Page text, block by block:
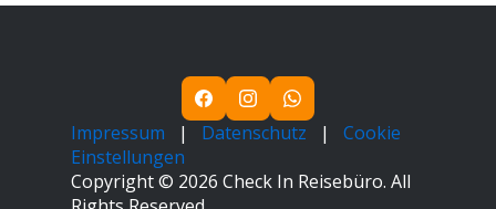
Impressum | Datenschutz |
Cookie
Einstellungen
Copyright © 2026 Check In Reisebüro. All